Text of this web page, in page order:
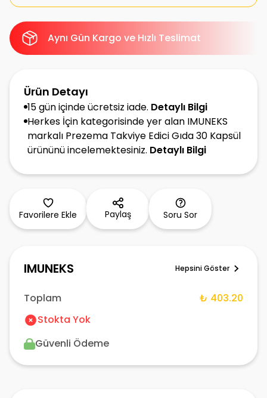
Aynı Gün Kargo ve Hızlı Teslimat
Ürün Detayı
15 gün içinde ücretsiz iade. Detaylı Bilgi
Herkes İçin kategorisinde yer alan IMUNEKS
markalı Prezema Takviye Edici Gıda 30 Kapsül
ürününü incelemektesiniz. Detaylı Bilgi
Favorilere Ekle Paylaş Soru Sor
IMUNEKS Hepsini Göster
Toplam
₺ 403.20
Stokta Yok
Güvenli Ödeme